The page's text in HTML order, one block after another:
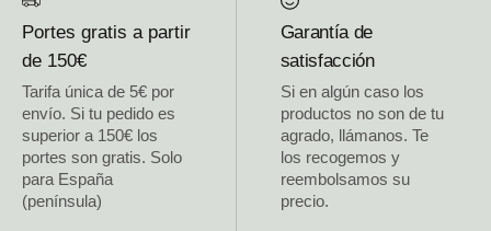
Portes gratis a partir
de 150€
Tarifa única de 5€ por
envío. Si tu pedido es
superior a 150€ los
portes son gratis. Solo
para España
(península)
Garantía de
satisfacción
Si en algún caso los
productos no son de tu
agrado, llámanos. Te
los recogemos y
reembolsamos su
precio.